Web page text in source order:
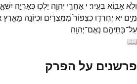
וְלֹ֥אאָב֖וֹא בְּעִֽיר׃ י אַחֲרֵ֧י יְהוָ֛ה יֵלְכ֖וּכְּאַרְיֵ֣ה
מִיָּֽם׃ יא יֶחֶרְד֤וּכְצִפּוֹר֙ מִמִּצְרַ֔יִם וּכְיוֹנָ֖ה מֵאֶ֣רֶץ
עַל־בָּתֵּיהֶ֖ם נְאֻם־יְהוָֽה׃
📖
פרשנים על הפרק